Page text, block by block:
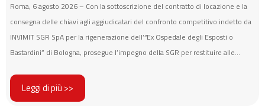
Roma, 6 agosto 2026 – Con la sottoscrizione del contratto di locazione e la
consegna delle chiavi agli aggiudicatari del confronto competitivo indetto da
INVIMIT SGR SpA per la rigenerazione dell’“Ex Ospedale degli Esposti o
Bastardini” di Bologna, prosegue l’impegno della SGR per restituire alle...
Leggi di più >>